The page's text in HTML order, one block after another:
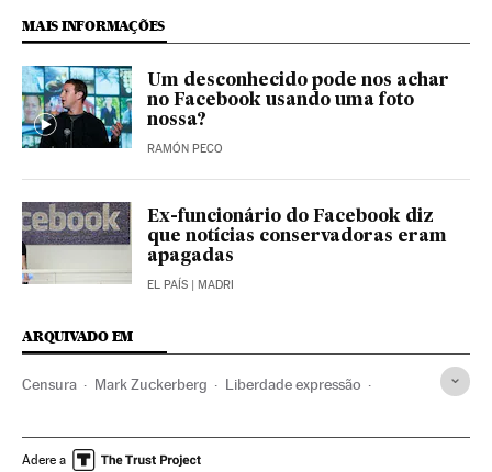
MAIS INFORMAÇÕES
Um desconhecido pode nos achar
no Facebook usando uma foto
nossa?
RAMÓN PECO
Ex-funcionário do Facebook diz
que notícias conservadoras eram
apagadas
EL PAÍS | MADRI
ARQUIVADO EM
Censura Mark Zuckerberg Liberdade expressão
Empresas Cultura Economia
Adere a